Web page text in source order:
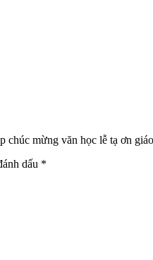
mừng văn học lễ tạ ơn
dấu *